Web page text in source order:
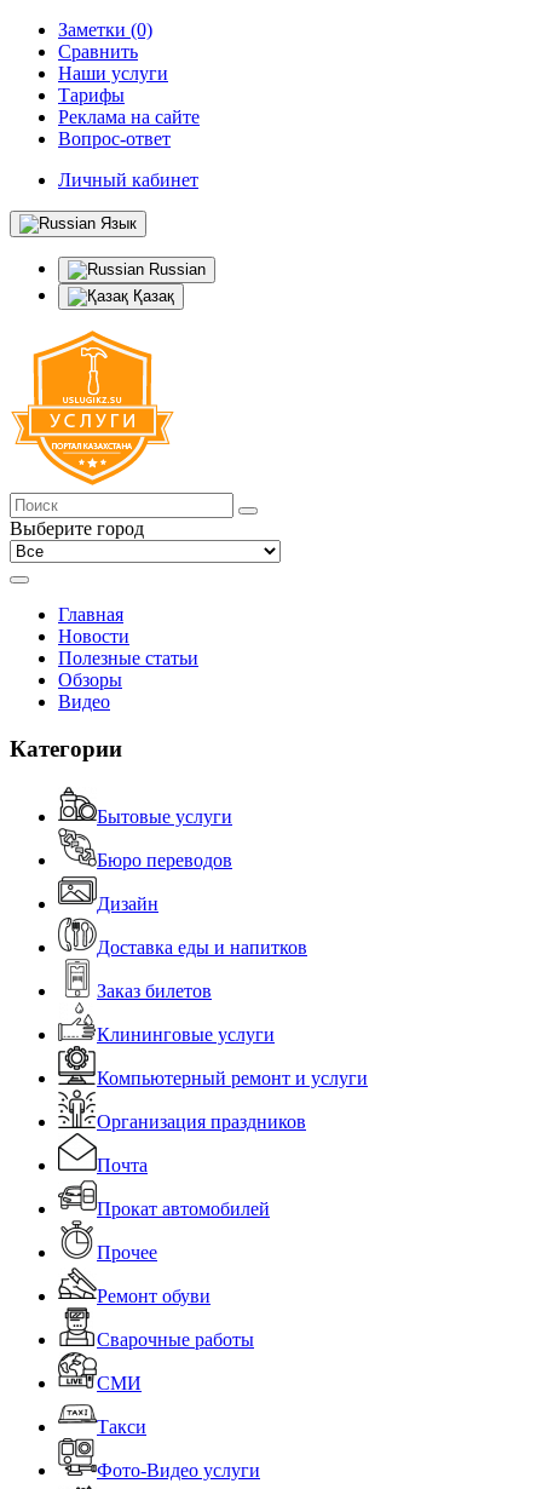
Заметки (0)
Сравнить
Наши услуги
Тарифы
Реклама на сайте
Вопрос-ответ
Личный кабинет
Язык
Russian
Қазақ
Выберите город
Главная
Новости
Полезные статьи
Обзоры
Видео
Категории
Бытовые услуги
Бюро переводов
Дизайн
Доставка еды и напитков
Заказ билетов
Клининговые услуги
Компьютерный ремонт и услуги
Организация праздников
Почта
Прокат автомобилей
Прочее
Ремонт обуви
Сварочные работы
СМИ
Такси
Фото-Видео услуги